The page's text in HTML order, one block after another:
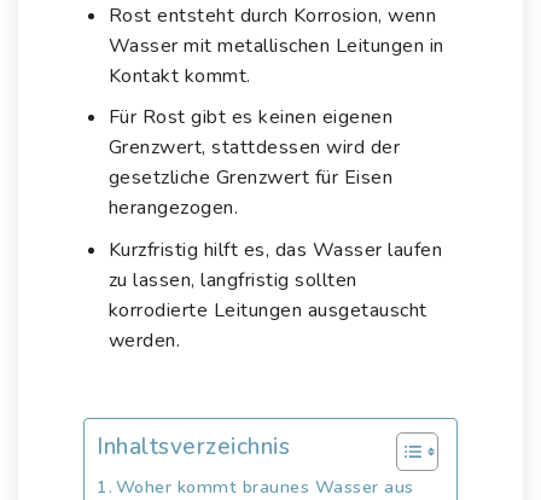
Rost entsteht durch Korrosion, wenn
Wasser mit metallischen Leitungen in
Kontakt kommt.
Für Rost gibt es keinen eigenen
Grenzwert, stattdessen wird der
gesetzliche Grenzwert für Eisen
herangezogen.
Kurzfristig hilft es, das Wasser laufen
zu lassen, langfristig sollten
korrodierte Leitungen ausgetauscht
werden.
Inhaltsverzeichnis
Woher kommt braunes Wasser aus